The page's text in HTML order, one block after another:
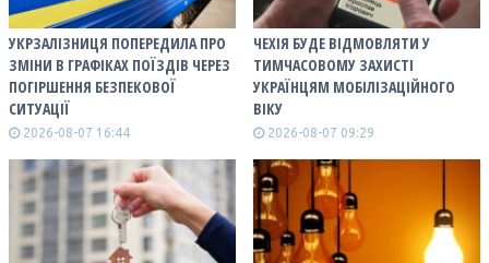
УКРЗАЛІЗНИЦЯ ПОПЕРЕДИЛА ПРО
ЗМІНИ В ГРАФІКАХ ПОЇЗДІВ ЧЕРЕЗ
ПОГІРШЕННЯ БЕЗПЕКОВОЇ
СИТУАЦІЇ
2026-08-07 16:44
ЧЕХІЯ БУДЕ ВІДМОВЛЯТИ У
ТИМЧАСОВОМУ ЗАХИСТІ
УКРАЇНЦЯМ МОБІЛІЗАЦІЙНОГО
ВІКУ
2026-08-07 09:29